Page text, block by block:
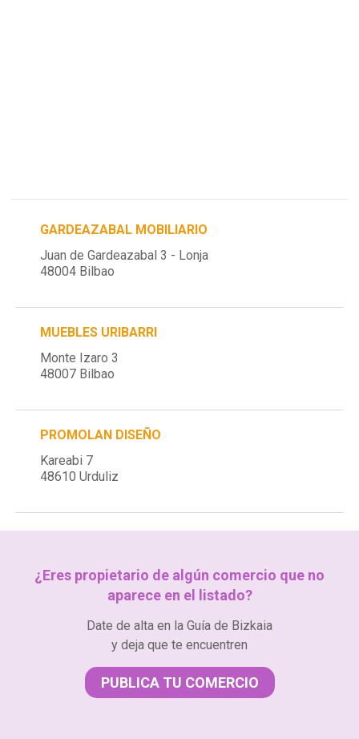
GARDEAZABAL MOBILIARIO
Juan de Gardeazabal 3 - Lonja
48004 Bilbao
MUEBLES URIBARRI
Monte Izaro 3
48007 Bilbao
PROMOLAN DISEÑO
Kareabi 7
48610 Urduliz
¿Eres propietario de algún comercio que no
aparece en el listado?
Date de alta en la Guía de Bizkaia
y deja que te encuentren
PUBLICA TU COMERCIO